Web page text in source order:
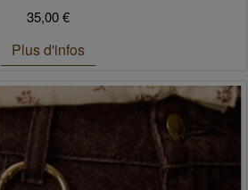
35,00 €
Plus d'infos